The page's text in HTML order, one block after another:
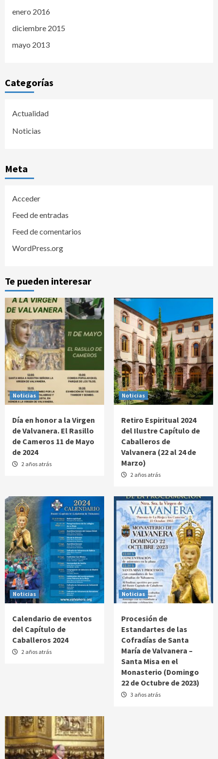
enero 2016
diciembre 2015
mayo 2013
Categorías
Actualidad
Noticias
Meta
Acceder
Feed de entradas
Feed de comentarios
WordPress.org
Te pueden interesar
Noticias
Día en honor a la Virgen
de Valvanera. El Rasillo
de Cameros 11 de Mayo
de 2024
2 años atrás
Noticias
Retiro Espiritual 2024
del Ilustre Capítulo de
Caballeros de
Valvanera (22 al 24 de
Marzo)
2 años atrás
Noticias
Calendario de eventos
del Capítulo de
Caballeros 2024
2 años atrás
Noticias
Procesión de
Estandartes de las
Cofradías de Santa
María de Valvanera –
Santa Misa en el
Monasterio (Domingo
22 de Octubre de 2023)
3 años atrás